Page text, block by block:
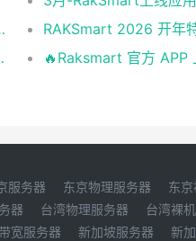
独服站群仅$90！
测与选型建议
服务器 东京物理服务器 东
器 台湾物理服务器 台湾裸
宽服务器 新加坡服务器 新